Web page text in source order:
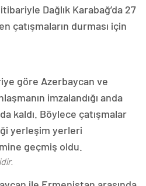
Dağlık Karabağ’da 27
çatışmaların durması için
göre Azerbaycan ve
imzalandığı anda
kaldı. Böylece çatışmalar
yerleşim yerleri
geçmiş oldu.